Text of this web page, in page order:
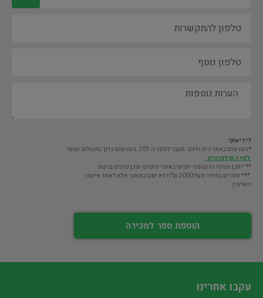
לידיעתך:
*הפרסום באתר הינו חינם. מעבר לספר ה-101, הפרסום כרוך בתשלום שנתי
לחץ כאן לפרטים.
** ייתכן ופרטי הרשומה יופיעו באתרי חיפוש תוכן שונים ברשת
*** ספרים במחיר מעל 2000 ש"ח לא יוצגו במאגר אלא לאחר אישור
האדמין.
הוספת ספר למכירה
עקבו אחרינו